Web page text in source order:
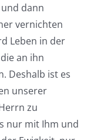
dann
vernichten
Leben in der
an ihn
Deshalb ist es
unserer
zu
nur mit Ihm und